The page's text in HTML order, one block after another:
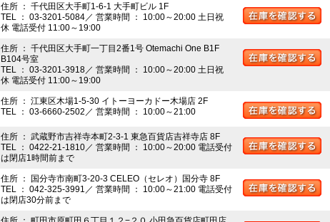
住所 ： 千代田区大手町1-6-1 大手町ビル 1F
TEL ： 03-3201-5084／ 営業時間 ： 10:00～20:00 土日祝
休 電話受付 11:00～19:00
住所 ： 千代田区大手町一丁目2番1号 Otemachi One B1F
B104号室
TEL ： 03-3201-3918／ 営業時間 ： 10:00～20:00 土日祝
休 電話受付 11:00～19:00
住所 ： 江東区木場1-5-30 イトーヨーカドー木場店 2F
TEL ： 03-6660-2502／ 営業時間 ： 10:00～21:00
住所 ： 武蔵野市吉祥寺本町2-3-1 東急百貨店吉祥寺店 8F
TEL ： 0422-21-1810／ 営業時間 ： 10:00～20:00 電話受付
は閉店1時間前まで
住所 ： 国分寺市南町3-20-3 CELEO（セレオ）国分寺 8F
TEL ： 042-325-3991／ 営業時間 ： 10:00～21:00 電話受付
は閉店30分前まで